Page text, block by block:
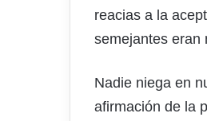
reacias a la
semejantes eran
Nadie niega en
afirmación de la